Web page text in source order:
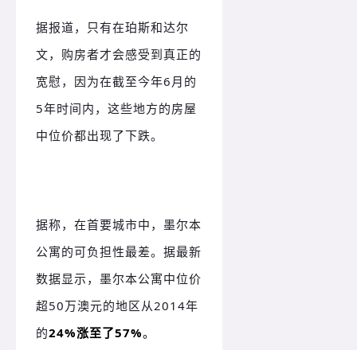
据报道，只有在珀斯和达尔
文，购房者才会感受到真正的
宽慰，因为在截至今年6月的
5年时间内，这些地方的房屋
中位价都出现了下跌。
据称，在首要城市中，墨尔本
公寓的可负担性最差。据最新
数据显示，墨尔本公寓中位价
超50万澳元的地区从2014年
的24%涨至了57%。